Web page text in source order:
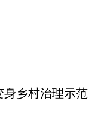
身乡村治理示范